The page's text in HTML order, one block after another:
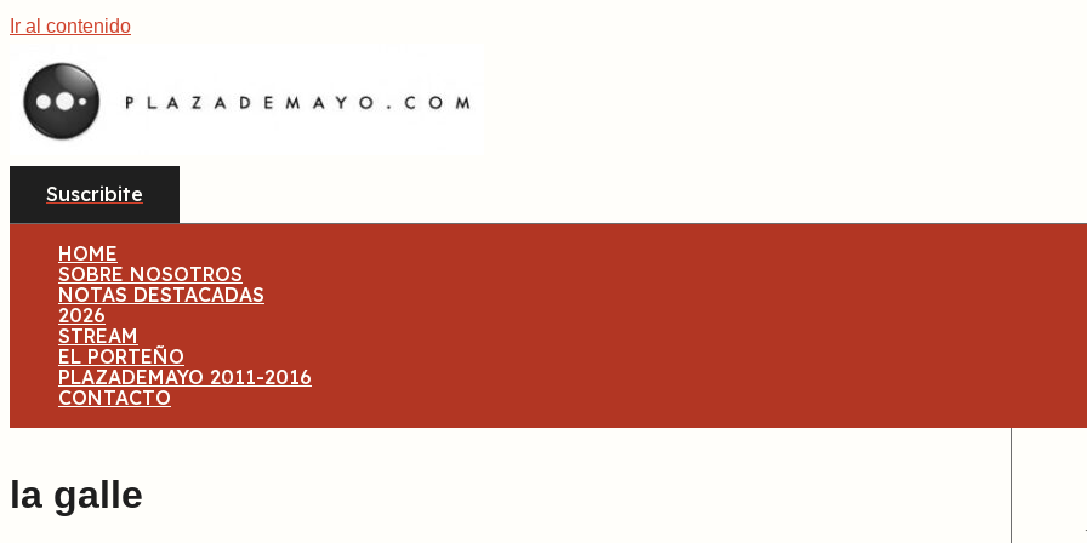
Ir al contenido
Suscribite
HOME
SOBRE NOSOTROS
NOTAS DESTACADAS
2026
STREAM
EL PORTEÑO
PLAZADEMAYO 2011-2016
CONTACTO
la galle